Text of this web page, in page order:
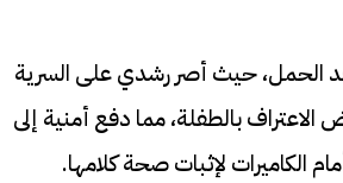
الحمل، حيث أصر رشدي على السرية
الاعتراف بالطفلة، مما دفع أمنية إلى
الكاميرات لإثبات صحة كلامها.